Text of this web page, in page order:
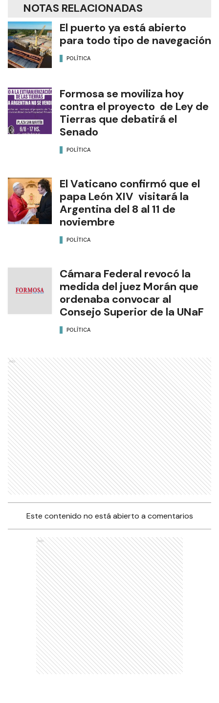
NOTAS RELACIONADAS
El puerto ya está abierto
para todo tipo de navegación
POLÍTICA
Formosa se moviliza hoy
contra el proyecto de Ley de
Tierras que debatirá el
Senado
POLÍTICA
El Vaticano confirmó que el
papa León XIV visitará la
Argentina del 8 al 11 de
noviembre
POLÍTICA
Cámara Federal revocó la
medida del juez Morán que
ordenaba convocar al
Consejo Superior de la UNaF
POLÍTICA
Ads
Este contenido no está abierto a comentarios
Ads